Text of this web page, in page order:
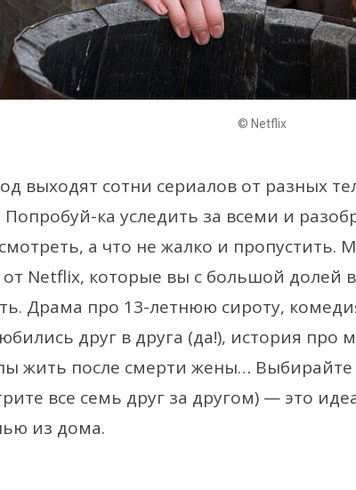
© Netflix
выходят сотни сериалов от разных
Попробуй-ка уследить за всеми и
а что не жалко и пропустить.
от Netflix, которые вы с большой долей
Драма про 13-летнюю сироту,
друг в друга (да!), история про
жить после смерти жены… Выбирайте
все семь друг за другом) — это
из дома.